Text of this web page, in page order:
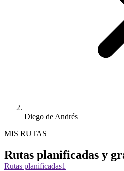
Diego de Andrés
MIS RUTAS
Rutas planificadas y
Rutas planificadas1